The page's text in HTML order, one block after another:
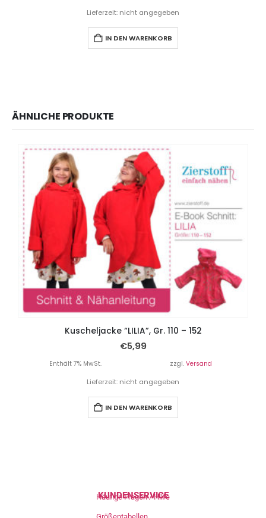
Lieferzeit: nicht angegeben
IN DEN WARENKORB
ÄHNLICHE PRODUKTE
Kuscheljacke “LILIA”, Gr. 110 – 152
€5,99
Enthält 7% MwSt. zzgl. Versand
Lieferzeit: nicht angegeben
IN DEN WARENKORB
KUNDENSERVICE
Häufige Fragen / Hilfe